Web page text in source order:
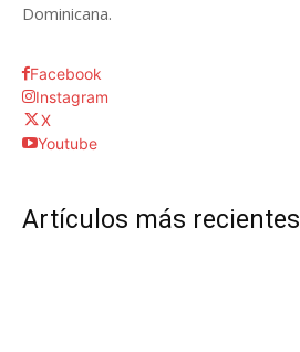
Dominicana.
Facebook
Instagram
X
Youtube
Artículos más recientes